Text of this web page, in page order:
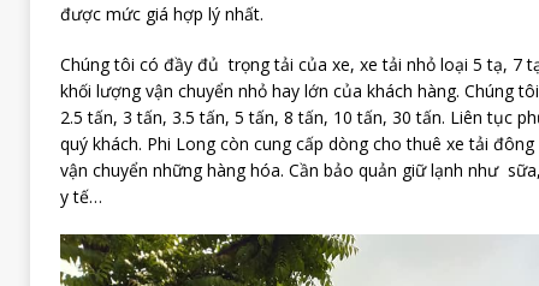
được mức giá hợp lý nhất.
Chúng tôi có đầy đủ trọng tải của xe, xe tải nhỏ loại 5 tạ, 7
khối lượng vận chuyển nhỏ hay lớn của khách hàng. Chúng
2.5 tấn, 3 tấn, 3.5 tấn, 5 tấn, 8 tấn, 10 tấn, 30 tấn. Liên tục
quý khách. Phi Long còn cung cấp dòng cho thuê xe tải
vận chuyển những hàng hóa. Cần bảo quản giữ lạnh như
y tế…